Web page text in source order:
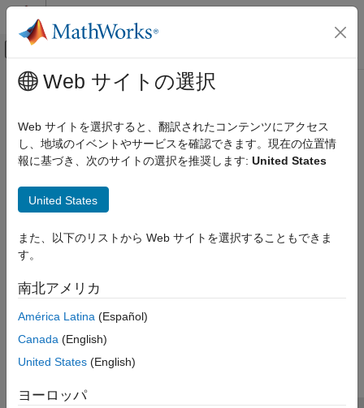
コンテンツへスキップ
オフキャンバス ナビゲーション メ
ドキュメンテーションのホーム
メインコンテンツ
Web サイトの選択
Web サイトを選択すると、翻訳されたコンテンツにアクセス
し、地域のイベントやサービスを確認できます。現在の位置情
報に基づき、次のサイトの選択を推奨します: United States
United States
また、以下のリストから Web サイトを選択することもできま
す。
南北アメリカ
América Latina (Español)
Canada (English)
United States (English)
ヨーロッパ